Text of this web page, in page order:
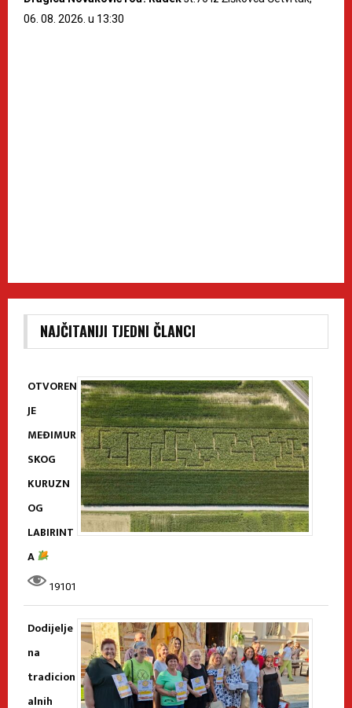
06. 08. 2026. u 13:30
NAJČITANIJI TJEDNI ČLANCI
OTVOREN
JE
MEĐIMUR
SKOG
KURUZN
OG
LABIRINT
A
19101
Dodijelje
na
tradicion
alnih